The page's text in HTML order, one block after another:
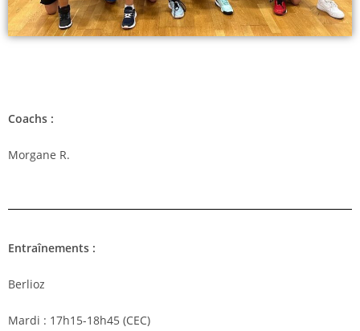
Coachs :
Morgane R.
Entraînements :
Berlioz
Mardi : 17h15-18h45 (CEC)